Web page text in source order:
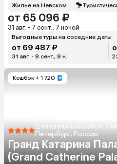
Жилье на Невском
от 65 096 ₽
31 авг. - 7 сент., 7 ночей
Выгодные туры на соседние даты
от 69 487 ₽
31 авг. - 8 сент., 8 н.
Кешбэк + 1 720
Центральный район,
Петербург, Россия
Гранд Катарина
(Grand Catherine